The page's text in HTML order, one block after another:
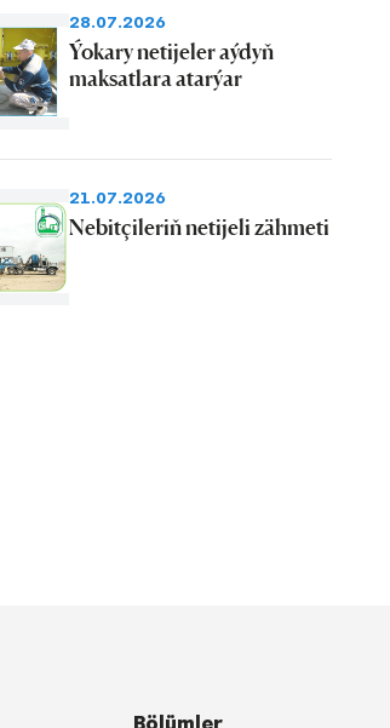
28.07.2026
Ýokary netijeler aýdyň
maksatlara atarýar
21.07.2026
Nebitçileriň netijeli zähmeti